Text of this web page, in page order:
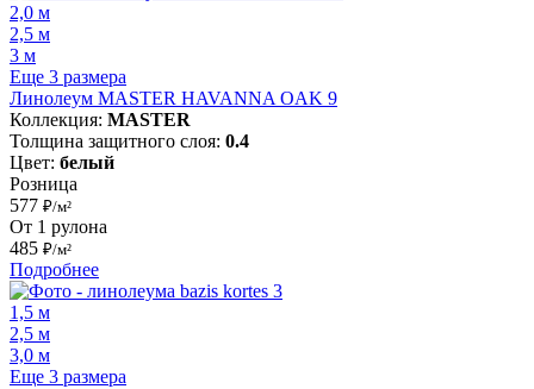
2,0 м
2,5 м
3 м
Еще 3 размера
Линолеум MASTER HAVANNA OAK 9
Коллекция: MASTER
Толщина защитного слоя: 0.4
Цвет: белый
Розница
577 ₽/м²
От 1 рулона
485 ₽/м²
Подробнее
1,5 м
2,5 м
3,0 м
Еще 3 размера